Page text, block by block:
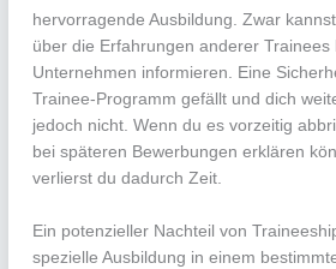
hervorragende Ausbildung. Zwar
über die Erfahrungen anderer Trainees
Unternehmen informieren. Eine
Trainee-Programm gefällt und dich
jedoch nicht. Wenn du es vorzeitig
bei späteren Bewerbungen erklären
verlierst du dadurch Zeit.
Ein potenzieller Nachteil von
spezielle Ausbildung in einem